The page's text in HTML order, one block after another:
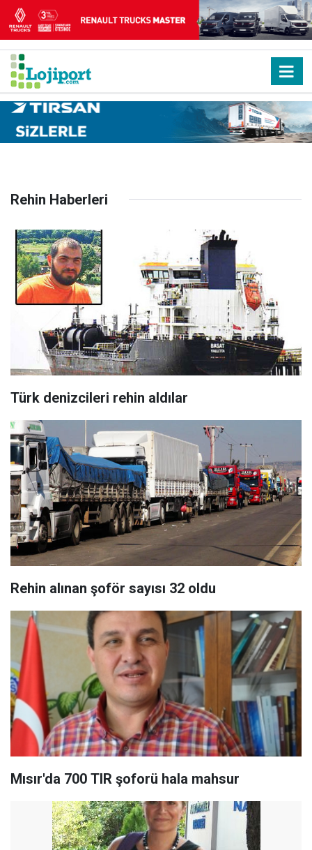
Rehin Haberleri
Türk denizcileri rehin aldılar
Rehin alınan şoför sayısı 32 oldu
Mısır'da 700 TIR şoforü hala mahsur